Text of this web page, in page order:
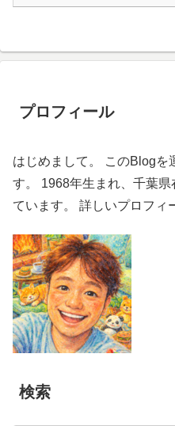
プロフィール
はじめまして。 このBlogを
す。 1968年生まれ、千葉
ています。 詳しいプロフィ
検索